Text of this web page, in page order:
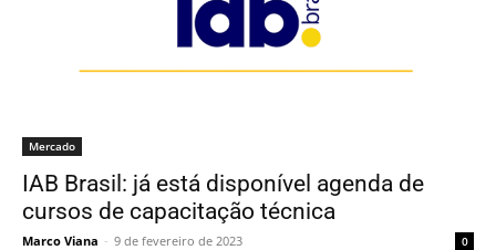
Mercado
IAB Brasil: já está disponível agenda de
cursos de capacitação técnica
Marco Viana - 9 de fevereiro de 2023 0